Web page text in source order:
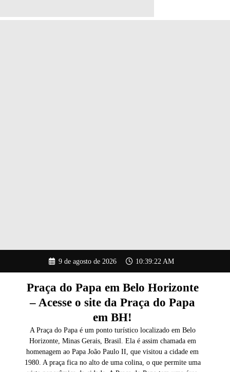
o
9 de agosto de 2026 10:39:23 AM
Praça do Papa em Belo Horizonte
– Acesse o site da Praça do Papa
em BH!
A Praça do Papa é um ponto turístico localizado em Belo
Horizonte, Minas Gerais, Brasil. Ela é assim chamada em
homenagem ao Papa João Paulo II, que visitou a cidade em
1980. A praça fica no alto de uma colina, o que permite uma